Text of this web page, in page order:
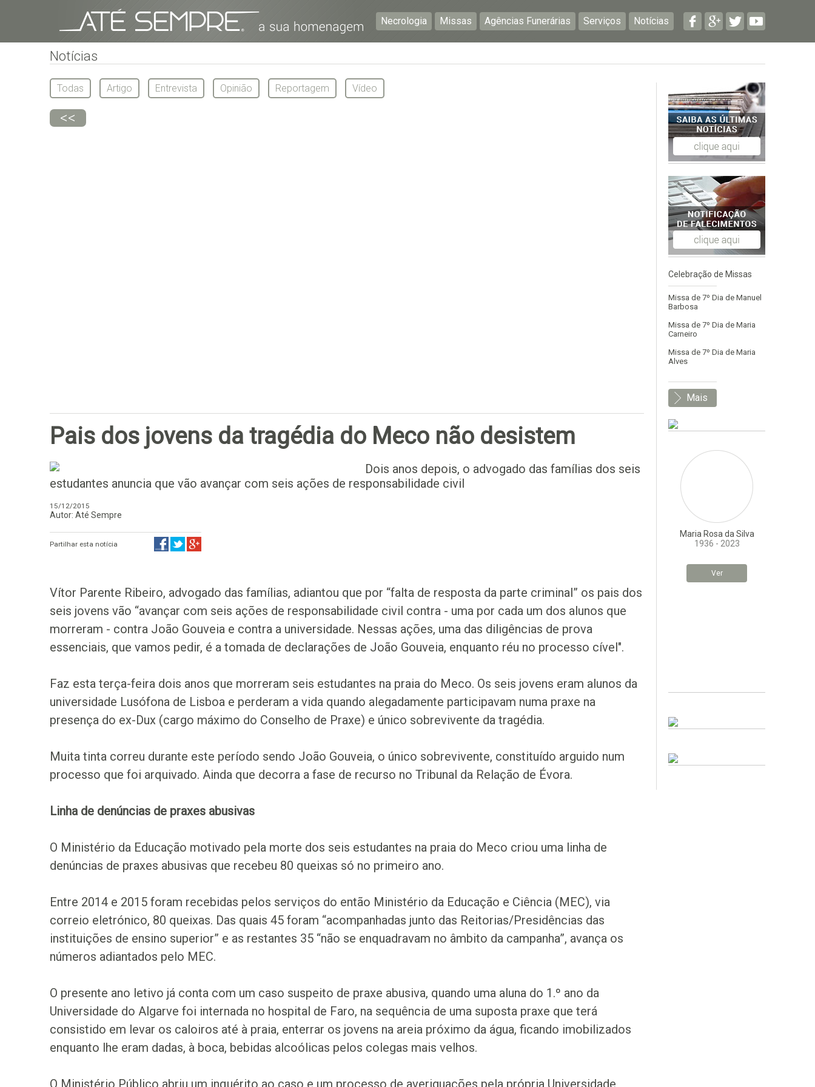
Necrologia Missas Agências Funerárias Serviços Notícias
Notícias
Todas Artigo Entrevista Opinião Reportagem Vídeo
<<
Pais dos jovens da tragédia do Meco não desistem
Dois anos depois, o advogado das famílias dos seis
estudantes anuncia que vão avançar com seis ações de responsabilidade civil
15/12/2015
Autor: Até Sempre
Partilhar esta notícia
Vítor Parente Ribeiro, advogado das famílias, adiantou que por “falta de resposta da parte criminal” os pais dos
seis jovens vão “avançar com seis ações de responsabilidade civil contra - uma por cada um dos alunos que
morreram - contra João Gouveia e contra a universidade. Nessas ações, uma das diligências de prova
essenciais, que vamos pedir, é a tomada de declarações de João Gouveia, enquanto réu no processo cível".
Faz esta terça-feira dois anos que morreram seis estudantes na praia do Meco. Os seis jovens eram alunos da
universidade Lusófona de Lisboa e perderam a vida quando alegadamente participavam numa praxe na
presença do ex-Dux (cargo máximo do Conselho de Praxe) e único sobrevivente da tragédia.
Muita tinta correu durante este período sendo João Gouveia, o único sobrevivente, constituído arguido num
processo que foi arquivado. Ainda que decorra a fase de recurso no Tribunal da Relação de Évora.
Linha de denúncias de praxes abusivas
O Ministério da Educação motivado pela morte dos seis estudantes na praia do Meco criou uma linha de
denúncias de praxes abusivas que recebeu 80 queixas só no primeiro ano.
Entre 2014 e 2015 foram recebidas pelos serviços do então Ministério da Educação e Ciência (MEC), via
correio eletrónico, 80 queixas. Das quais 45 foram “acompanhadas junto das Reitorias/Presidências das
instituições de ensino superior” e as restantes 35 “não se enquadravam no âmbito da campanha”, avança os
números adiantados pelo MEC.
O presente ano letivo já conta com um caso suspeito de praxe abusiva, quando uma aluna do 1.º ano da
Universidade do Algarve foi internada no hospital de Faro, na sequência de uma suposta praxe que terá
consistido em levar os caloiros até à praia, enterrar os jovens na areia próximo da água, ficando imobilizados
enquanto lhe eram dadas, à boca, bebidas alcoólicas pelos colegas mais velhos.
O Ministério Público abriu um inquérito ao caso e um processo de averiguações pela própria Universidade,
Celebração de Missas
Missa de 7º Dia de Manuel
Barbosa
Missa de 7º Dia de Maria
Carneiro
Missa de 7º Dia de Maria
Alves
Mais
Maria Rosa da Silva
1936 - 2023
Ver
pormenorizada possível: